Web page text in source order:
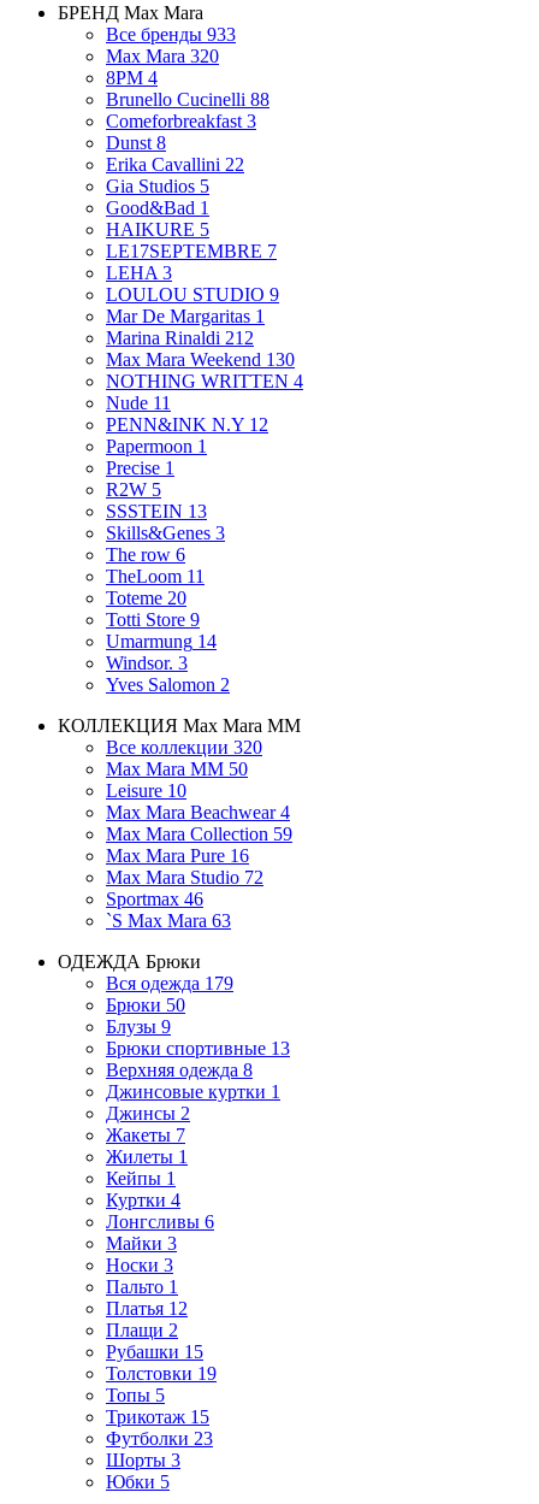
БРЕНД Max Mara
Все бренды 933
Max Mara 320
8PM 4
Brunello Cucinelli 88
Comeforbreakfast 3
Dunst 8
Erika Cavallini 22
Gia Studios 5
Good&Bad 1
HAIKURE 5
LE17SEPTEMBRE 7
LEHA 3
LOULOU STUDIO 9
Mar De Margaritas 1
Marina Rinaldi 212
Max Mara Weekend 130
NOTHING WRITTEN 4
Nude 11
PENN&INK N.Y 12
Papermoon 1
Precise 1
R2W 5
SSSTEIN 13
Skills&Genes 3
The row 6
TheLoom 11
Toteme 20
Totti Store 9
Umarmung 14
Windsor. 3
Yves Salomon 2
КОЛЛЕКЦИЯ Max Mara MM
Все коллекции 320
Max Mara MM 50
Leisure 10
Max Mara Beachwear 4
Max Mara Collection 59
Max Mara Pure 16
Max Mara Studio 72
Sportmax 46
`S Max Mara 63
ОДЕЖДА Брюки
Вся одежда 179
Брюки 50
Блузы 9
Брюки спортивные 13
Верхняя одежда 8
Джинсовые куртки 1
Джинсы 2
Жакеты 7
Жилеты 1
Кейпы 1
Куртки 4
Лонгсливы 6
Майки 3
Носки 3
Пальто 1
Платья 12
Плащи 2
Рубашки 15
Толстовки 19
Топы 5
Трикотаж 15
Футболки 23
Шорты 3
Юбки 5